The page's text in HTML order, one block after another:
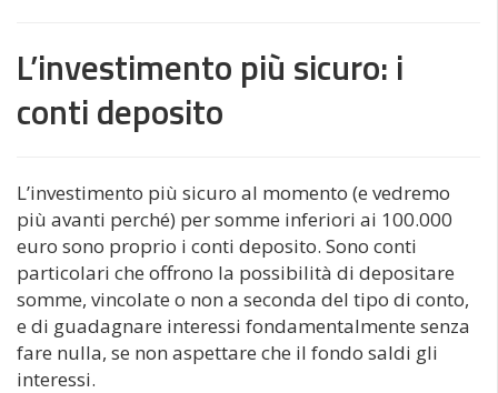
L’investimento più sicuro: i
conti deposito
L’investimento più sicuro al momento (e vedremo
più avanti perché) per somme inferiori ai 100.000
euro sono proprio i conti deposito. Sono conti
particolari che offrono la possibilità di depositare
somme, vincolate o non a seconda del tipo di conto,
e di guadagnare interessi fondamentalmente senza
fare nulla, se non aspettare che il fondo saldi gli
interessi.